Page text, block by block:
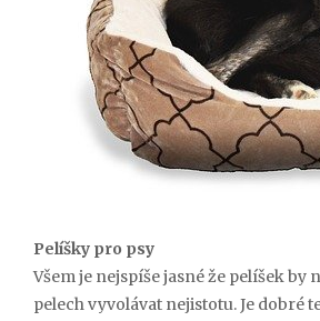
Pelíšky pro psy
Všem je nejspíše jasné že pelíšek by
pelech vyvolávat nejistotu. Je dobré